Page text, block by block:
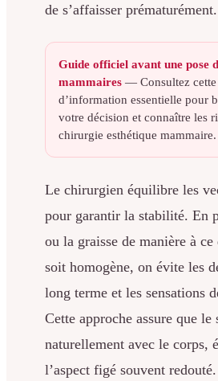
de s’affaisser prématurément.
Guide officiel avant une pose
mammaires — Consultez
d’information essentielle pour
votre décision et connaître les
chirurgie esthétique mammaire.
Le chirurgien équilibre les
pour garantir la stabilité. En
ou la graisse de manière à
soit homogène, on évite les
long terme et les sensations
Cette approche assure que le
naturellement avec le corps,
l’aspect figé souvent redouté.